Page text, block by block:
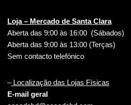
Loja – Mercado de Santa Clara
Aberta das 9:00 às 16:00 (Sábados)
Aberta das 9:00 às 13:00 (Terças)
Sem contacto telefónico
–Localização das Lojas Físicas
E-mail geral